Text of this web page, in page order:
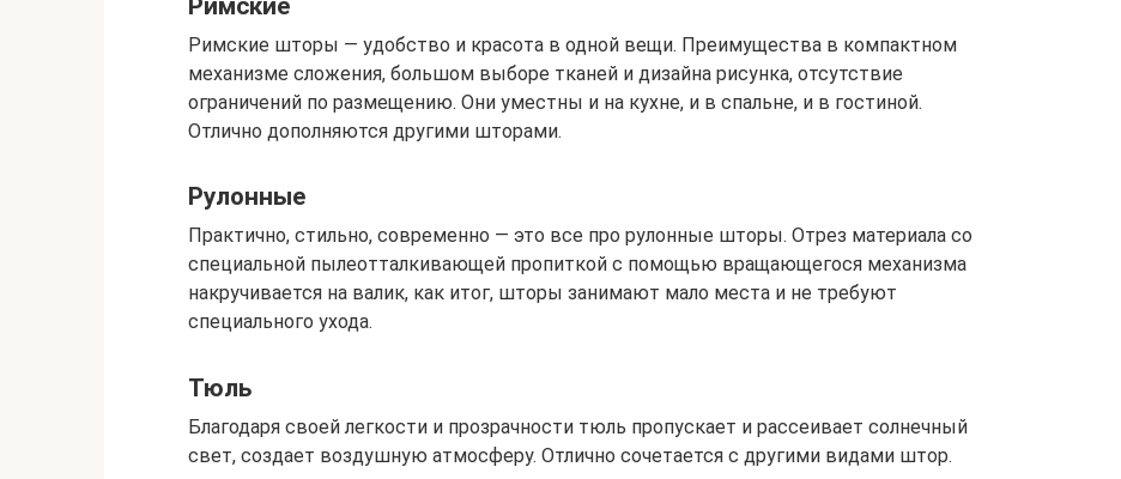
Римские шторы — удобство и красота в одной вещи. Преимущества в компактном
механизме сложения, большом выборе тканей и дизайна рисунка, отсутствие
ограничений по размещению. Они уместны и на кухне, и в спальне, и в гостиной.
Отлично дополняются другими шторами.
Рулонные
Практично, стильно, современно — это все про рулонные шторы. Отрез материала со
специальной пылеотталкивающей пропиткой с помощью вращающегося механизма
накручивается на валик, как итог, шторы занимают мало места и не требуют
специального ухода.
Тюль
Благодаря своей легкости и прозрачности тюль пропускает и рассеивает солнечный
свет, создает воздушную атмосферу. Отлично сочетается с другими видами штор.